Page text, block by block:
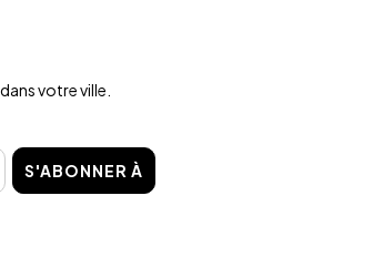
votre ville.
S'ABONNER À